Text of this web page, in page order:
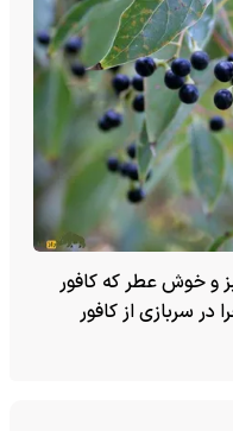
و خوش عطر که کافور
سربازی از کافور